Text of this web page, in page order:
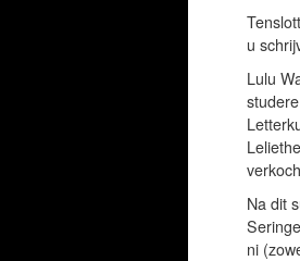
u
Lulu
Na dit
ni